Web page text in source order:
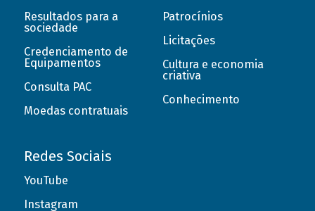
Resultados para a
sociedade
Credenciamento de
Equipamentos
Consulta PAC
Moedas contratuais
Patrocínios
Licitações
Cultura e economia
criativa
Conhecimento
Redes Sociais
YouTube
Instagram